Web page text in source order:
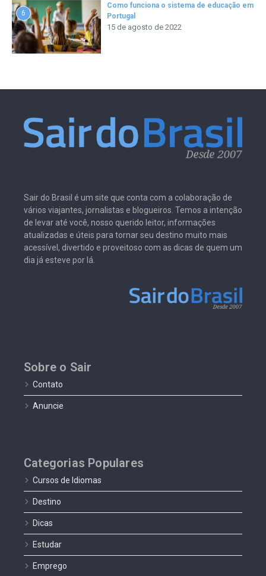
6
Como funciona o sistema de educação em
Portugal
15 de agosto de 2022
Sair do Brasil é um site que conta com a colaboração de
vários viajantes, jornalistas e blogueiros. Temos a intenção
de levar até você, nosso querido leitor, informações
atualizadas e úteis para tornar seu destino muito mais
acessível, divertido e proveitoso com as dicas de quem um
dia já esteve por lá.
Sobre o Sair
Contato
Anuncie
Categorias Populares
Cursos de Idiomas
Destino
Dicas
Estudar
Emprego